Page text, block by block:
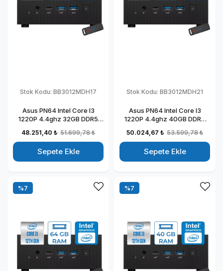
Stok Kodu: BB3012MDH17
Asus PN64 Intel Core I3
1220P 4.4ghz 32GB DDR5
Graphics Windows 11 Home
Kurumsal Mini Bilgisayar
BB3012MDH17
48.251,40 ₺ 51.699,78 ₺
Sepete Ekle
Stok Kodu: BB3012MDH21
Asus PN64 Intel Core I3
1220P 4.4ghz 40GB DDR5
Graphics Windows 11 Home
Kurumsal Mini Bilgisayar
BB3012MDH21
50.024,67 ₺ 53.599,78 ₺
Sepete Ekle
%7 %7